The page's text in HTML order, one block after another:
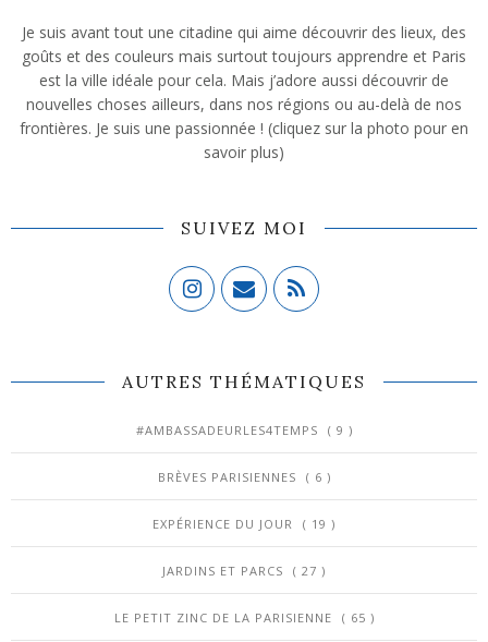
Je suis avant tout une citadine qui aime découvrir des lieux, des
goûts et des couleurs mais surtout toujours apprendre et Paris
est la ville idéale pour cela. Mais j’adore aussi découvrir de
nouvelles choses ailleurs, dans nos régions ou au-delà de nos
frontières. Je suis une passionnée ! (cliquez sur la photo pour en
savoir plus)
SUIVEZ MOI
AUTRES THÉMATIQUES
#AMBASSADEURLES4TEMPS ( 9 )
BRÈVES PARISIENNES ( 6 )
EXPÉRIENCE DU JOUR ( 19 )
JARDINS ET PARCS ( 27 )
LE PETIT ZINC DE LA PARISIENNE ( 65 )